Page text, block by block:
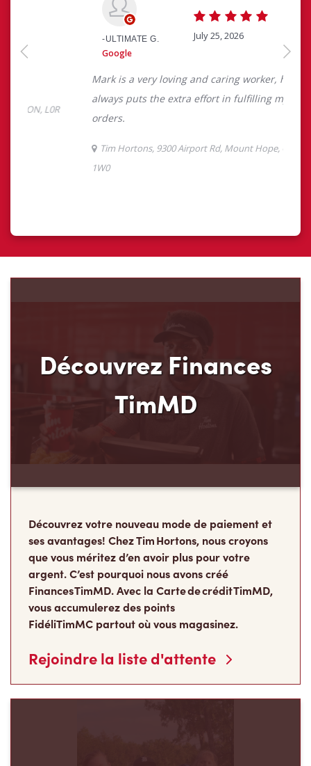
Découvrez Finances
TimMD
Découvrez votre nouveau mode de paiement et
ses avantages! Chez Tim Hortons, nous croyons
que vous méritez d’en avoir plus pour votre
argent. C’est pourquoi nous avons créé
Finances TimMD. Avec la Carte de crédit TimMD,
vous accumulerez des points
FidéliTimMC partout où vous magasinez.
Rejoindre la liste d'attente